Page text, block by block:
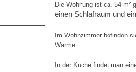
Die Wohnung ist ca. 54 m²
einen Schlafraum und
Im Wohnzimmer befinden
Wärme.
In der Küche findet man